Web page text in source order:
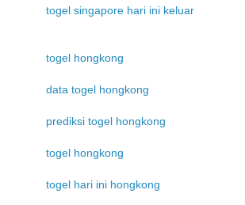
togel singapore hari ini keluar
togel hongkong
data togel hongkong
prediksi togel hongkong
togel hongkong
togel hari ini hongkong